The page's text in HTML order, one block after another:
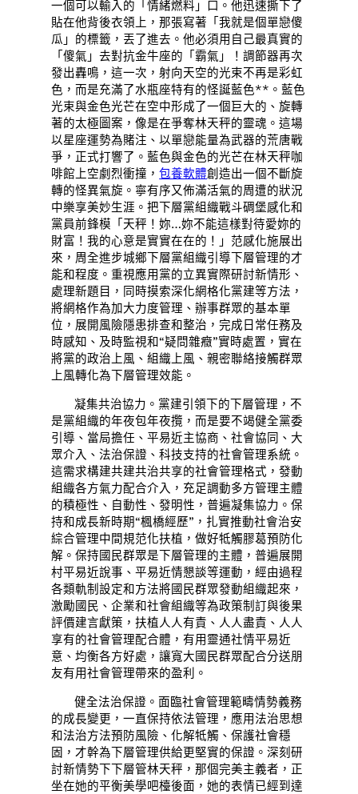
一個可以輸入的「情緒燃料」口。他迅速撕下了
貼在他背後衣領上，那張寫著「我就是個單戀傻
瓜」的標籤，丟了進去。他必須用自己最真實的
「傻氣」去對抗金牛座的「霸氣」！調節器再次
發出轟鳴，這一次，射向天空的光束不再是彩虹
色，而是充滿了水瓶座特有的怪誕藍色**。藍色
光束與金色光芒在空中形成了一個巨大的、旋轉
著的太極圖案，像是在爭奪林天秤的靈魂。這場
以星座運勢為賭注、以單戀能量為武器的荒唐戰
爭，正式打響了。藍色與金色的光芒在林天秤咖
啡館上空劇烈衝撞，包養軟體創造出一個不斷旋
轉的怪異氣旋。寧有序又佈滿活氣的周遭的狀況
中樂享美妙生涯。把下層黨組織戰斗碉堡感化和
黨員前鋒模「天秤！妳…妳不能這樣對待愛妳的
財富！我的心意是實實在在的！」范感化施展出
來，周全進步城鄉下層黨組織引導下層管理的才
能和程度。重視應用黨的立異實際研討新情形、
處理新題目，同時摸索深化網格化黨建等方法，
將網格作為加大力度管理、辦事群眾的基本單
位，展開風險隱患排查和整治，完成日常任務及
時感知、及時監視和“疑問雜癥”實時處置，實在
將黨的政治上風、組織上風、親密聯絡接觸群眾
上風轉化為下層管理效能。
凝集共治協力。黨建引領下的下層管理，不
是黨組織的年夜包年夜攬，而是要不竭健全黨委
引導、當局擔任、平易近主協商、社會協同、大
眾介入、法治保證、科技支持的社會管理系統。
這需求構建共建共治共享的社會管理格式，發動
組織各方氣力配合介入，充足調動多方管理主體
的積極性、自動性、發明性，普遍凝集協力。保
持和成長新時期“楓橋經歷”，扎實推動社會治安
綜合管理中間規范化扶植，做好牴觸膠葛預防化
解。保持國民群眾是下層管理的主體，普遍展開
村平易近說事、平易近情懇談等運動，經由過程
各類軌制設定和方法將國民群眾發動組織起來，
激勵國民、企業和社會組織等為政策制訂與後果
評價建言獻策，扶植人人有責、人人盡責、人人
享有的社會管理配合體，有用靈通社情平易近
意、均衡各方好處，讓寬大國民群眾配合分送朋
友有用社會管理帶來的盈利。
健全法治保證。面臨社會管理範疇情勢義務
的成長變更，一直保持依法管理，應用法治思想
和法治方法預防風險、化解牴觸、保護社會穩
固，才幹為下層管理供給更堅實的保證。深刻研
討新情勢下下層管林天秤，那個完美主義者，正
坐在她的平衡美學吧檯後面，她的表情已經到達